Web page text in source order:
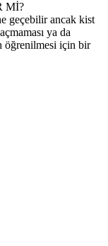
Mİ?
geçebilir ancak kist
ya da
öğrenilmesi için bir